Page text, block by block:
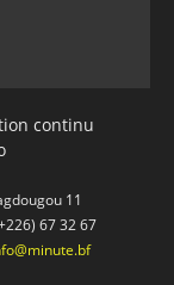
continu
11
67 32 67